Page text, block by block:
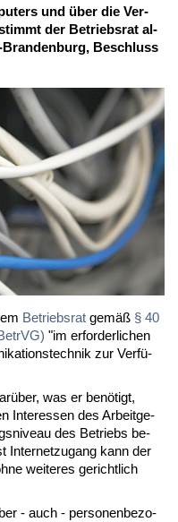
und über die Ver­
der Be­triebs­rat al­
Be­schluss
Be­triebs­rat ge­mäß § 40
"im er­for­der­li­chen
zur Ver­fü­
was er be­nö­tigt,
In­ter­es­sen des Ar­beit­ge­
des Be­triebs be­
In­ter­net­zu­gang kann der
wei­te­res ge­richt­lich
- auch - per­so­nen­be­zo­